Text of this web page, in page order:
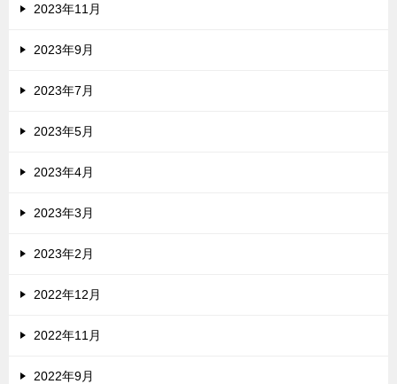
2023年11月
2023年9月
2023年7月
2023年5月
2023年4月
2023年3月
2023年2月
2022年12月
2022年11月
2022年9月